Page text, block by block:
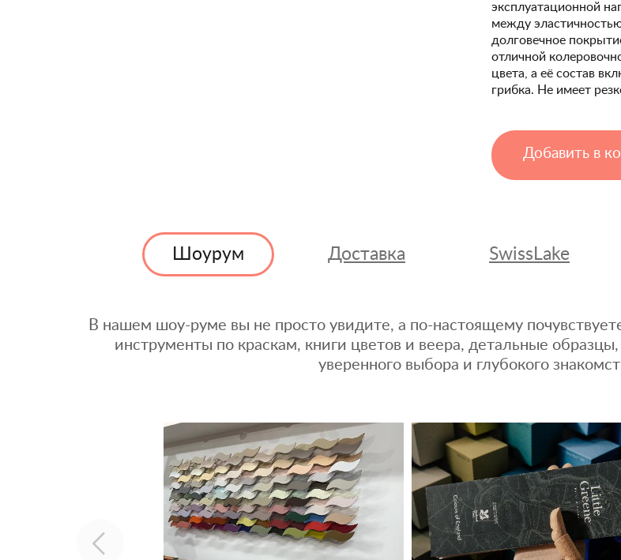
эксплуатационной
между
долговечное
отличной
цвета, а её состав
грибка. Не имеет
Добавить в
Шоурум Доставка SwissLake
В нашем шоу-руме вы не просто увидите, а по-настоящему
инструменты по краскам, книги цветов и веера, детальные
уверенного выбора и глубокого